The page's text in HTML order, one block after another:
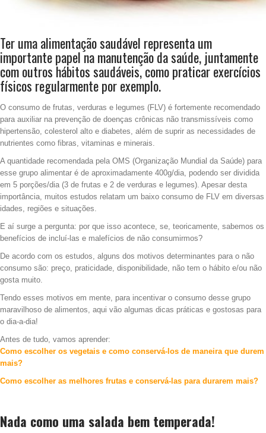
Ter uma alimentação saudável representa um
importante papel na manutenção da saúde, juntamente
com outros hábitos saudáveis, como praticar exercícios
físicos regularmente por exemplo.
O consumo de frutas, verduras e legumes (FLV) é fortemente recomendado
para auxiliar na prevenção de doenças crônicas não transmissíveis como
hipertensão, colesterol alto e diabetes, além de suprir as necessidades de
nutrientes como fibras, vitaminas e minerais.
A quantidade recomendada pela OMS (Organização Mundial da Saúde) para
esse grupo alimentar é de aproximadamente 400g/dia, podendo ser dividida
em 5 porções/dia (3 de frutas e 2 de verduras e legumes). Apesar desta
importância, muitos estudos relatam um baixo consumo de FLV em diversas
idades, regiões e situações.
E aí surge a pergunta: por que isso acontece, se, teoricamente, sabemos os
benefícios de incluí-las e malefícios de não consumirmos?
De acordo com os estudos, alguns dos motivos determinantes para o não
consumo são: preço, praticidade, disponibilidade, não tem o hábito e/ou não
gosta muito.
Tendo esses motivos em mente, para incentivar o consumo desse grupo
maravilhoso de alimentos, aqui vão algumas dicas práticas e gostosas para
o dia-a-dia!
Antes de tudo, vamos aprender:
Como escolher os vegetais e como conservá-los de maneira que durem
mais?
Como escolher as melhores frutas e conservá-las para durarem mais?
Nada como uma salada bem temperada!